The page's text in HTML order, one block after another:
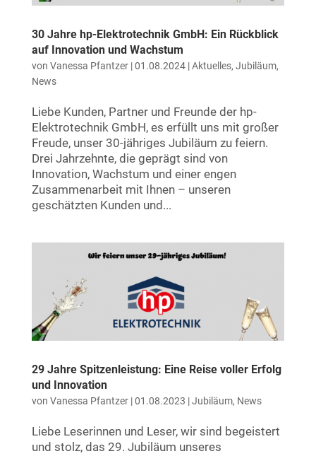
30 Jahre hp-Elektrotechnik GmbH: Ein Rückblick
auf Innovation und Wachstum
von Vanessa Pfantzer|01.08.2024|Aktuelles, Jubiläum,
News
Liebe Kunden, Partner und Freunde der hp-
Elektrotechnik GmbH, es erfüllt uns mit großer
Freude, unser 30-jähriges Jubiläum zu feiern.
Drei Jahrzehnte, die geprägt sind von
Innovation, Wachstum und einer engen
Zusammenarbeit mit Ihnen – unseren
geschätzten Kunden und...
29 Jahre Spitzenleistung: Eine Reise voller Erfolg
und Innovation
von Vanessa Pfantzer|01.08.2023 |Jubiläum, News
Liebe Leserinnen und Leser, wir sind begeistert
und stolz, das 29. Jubiläum unseres